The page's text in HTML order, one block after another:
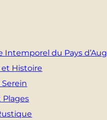
Intemporel du Pays
et Histoire
Serein
Plages